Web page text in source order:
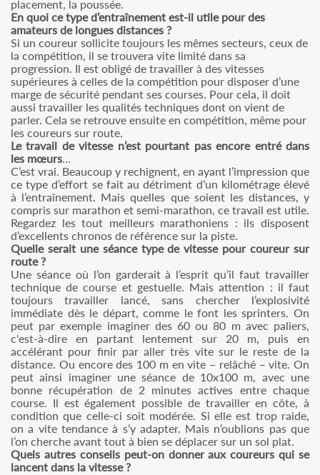
placement, la poussée.
En quoi ce type d’entraînement est-il utile pour des
amateurs de longues distances ?
Si un coureur sollicite toujours les mêmes secteurs, ceux de
la compétition, il se trouvera vite limité dans sa
progression. Il est obligé de travailler à des vitesses
supérieures à celles de la compétition pour disposer d’une
marge de sécurité pendant ses courses. Pour cela, il doit
aussi travailler les qualités techniques dont on vient de
parler. Cela se retrouve ensuite en compétition, même pour
les coureurs sur route.
Le travail de vitesse n’est pourtant pas encore entré dans
les mœurs…
C’est vrai. Beaucoup y rechignent, en ayant l’impression que
ce type d’effort se fait au détriment d’un kilométrage élevé
à l’entraînement. Mais quelles que soient les distances, y
compris sur marathon et semi-marathon, ce travail est utile.
Regardez les tout meilleurs marathoniens : ils disposent
d’excellents chronos de référence sur la piste.
Quelle serait une séance type de vitesse pour coureur sur
route ?
Une séance où l’on garderait à l’esprit qu’il faut travailler
technique de course et gestuelle. Mais attention : il faut
toujours travailler lancé, sans chercher l’explosivité
immédiate dès le départ, comme le font les sprinters. On
peut par exemple imaginer des 60 ou 80 m avec paliers,
c'est-à-dire en partant lentement sur 20 m, puis en
accélérant pour finir par aller très vite sur le reste de la
distance. Ou encore des 100 m en vite – relâché – vite. On
peut ainsi imaginer une séance de 10x100 m, avec une
bonne récupération de 2 minutes actives entre chaque
course. Il est également possible de travailler en côte, à
condition que celle-ci soit modérée. Si elle est trop raide,
on a vite tendance à s’y adapter. Mais n’oublions pas que
l’on cherche avant tout à bien se déplacer sur un sol plat.
Quels autres conseils peut-on donner aux coureurs qui se
lancent dans la vitesse ?